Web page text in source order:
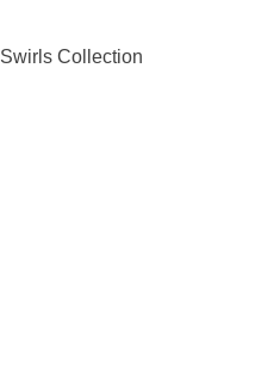
Swirls Collection